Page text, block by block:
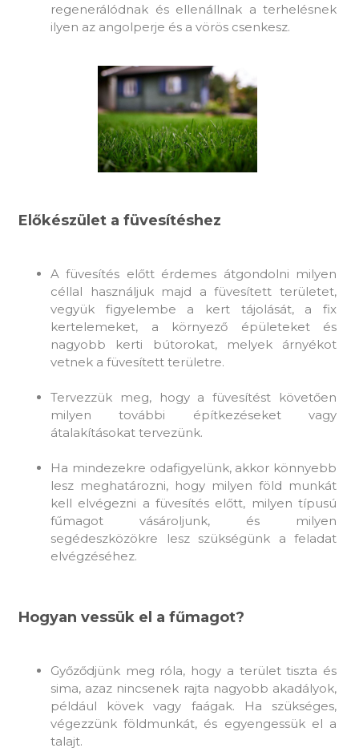
regenerálódnak és ellenállnak a terhelésnek
ilyen az angolperje és a vörös csenkesz.
Előkészület a füvesítéshez
A füvesítés előtt érdemes átgondolni milyen
céllal használjuk majd a füvesített területet,
vegyük figyelembe a kert tájolását, a fix
kertelemeket, a környező épületeket és
nagyobb kerti bútorokat, melyek árnyékot
vetnek a füvesített területre.
Tervezzük meg, hogy a füvesítést követően
milyen további építkezéseket vagy
átalakításokat tervezünk.
Ha mindezekre odafigyelünk, akkor könnyebb
lesz meghatározni, hogy milyen föld munkát
kell elvégezni a füvesítés előtt, milyen típusú
fűmagot vásároljunk, és milyen
segédeszközökre lesz szükségünk a feladat
elvégzéséhez.
Hogyan vessük el a fűmagot?
Győződjünk meg róla, hogy a terület tiszta és
sima, azaz nincsenek rajta nagyobb akadályok,
például kövek vagy faágak. Ha szükséges,
végezzünk földmunkát, és egyengessük el a
talajt.